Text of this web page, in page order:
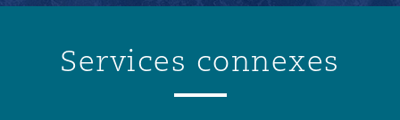
Services connexes